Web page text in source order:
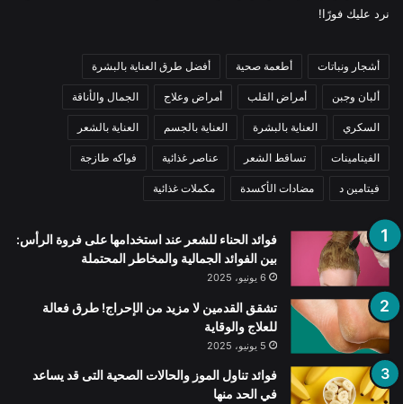
نرد عليك فورًا!
أشجار ونباتات أطعمة صحية أفضل طرق العناية بالبشرة
ألبان وجبن أمراض القلب أمراض وعلاج الجمال والأناقة
السكري العناية بالبشرة العناية بالجسم العناية بالشعر
الفيتامينات تساقط الشعر عناصر غذائية فواكه طازجة
فيتامين د مضادات الأكسدة مكملات غذائية
فوائد الحناء للشعر عند استخدامها على فروة الرأس:
بين الفوائد الجمالية والمخاطر المحتملة
6 يونيو، 2025
تشقق القدمين لا مزيد من الإحراج! طرق فعالة
للعلاج والوقاية
5 يونيو، 2025
فوائد تناول الموز والحالات الصحية التى قد يساعد
في الحد منها